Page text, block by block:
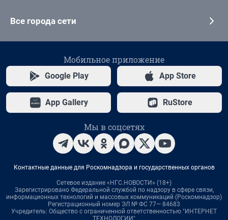
Все города сети
Мобильное приложение
Google Play App Store
App Gallery RuStore
Мы в соцсетях
Контактные данные для Роскомнадзора и государственных органов
Сетевое издание «НГС.НОВОСТИ» (18+)
Зарегистрировано Федеральной службой по надзору в сфере связи,
информационных технологий и массовых коммуникаций (Роскомнадзор)
Регистрационный номер ЭЛ № ФС 77— 84683
Учредитель: Общество с ограниченной ответственностью "ИНТЕРНЕТ
ТЕХНОЛОГИИ"